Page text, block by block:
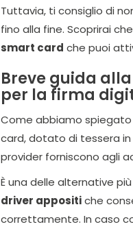
Tuttavia, ti consiglio di
fino alla fine. Scoprirai
smart card che puoi
Breve guida
per la firma
Come abbiamo
card, dotato di tessera
provider forniscono agli
È una delle alternative
driver appositiche
correttamente. In caso